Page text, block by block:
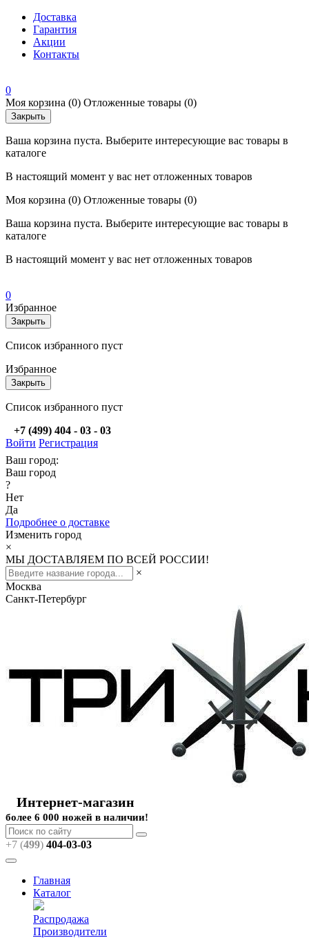
Доставка
Гарантия
Акции
Контакты
0
Моя корзина (0) Отложенные товары (0)
Закрыть
Ваша корзина пуста. Выберите интересующие вас товары в
каталоге
В настоящий момент у вас нет отложенных товаров
Моя корзина (0) Отложенные товары (0)
Ваша корзина пуста. Выберите интересующие вас товары в
каталоге
В настоящий момент у вас нет отложенных товаров
0
Избранное
Закрыть
Список избранного пуст
Избранное
Закрыть
Список избранного пуст
+7 (499) 404 - 03 - 03
Войти Регистрация
Ваш город:
Ваш город
?
Нет
Да
Подробнее о доставке
Изменить город
×
МЫ ДОСТАВЛЯЕМ ПО ВСЕЙ РОССИИ!
×
Москва
Санкт-Петербург
Интернет-магазин
более 6 000 ножей в наличии!
+7 (499) 404-03-03
Главная
Каталог
Распродажа
Производители